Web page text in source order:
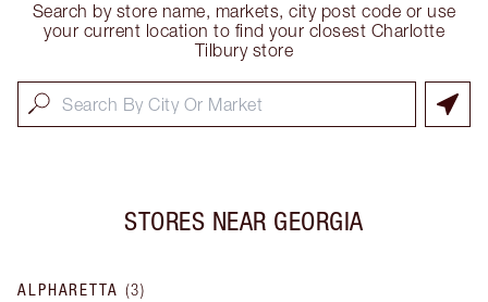
Search by store name, markets, city post code or use
your current location to find your closest Charlotte
Tilbury store
STORES NEAR GEORGIA
ALPHARETTA (3)